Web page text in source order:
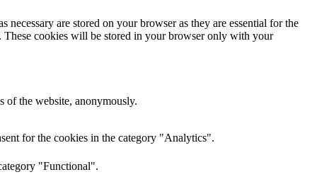
are stored on your browser as they are essential for the
These cookies will be stored in your browser only with your
of the website, anonymously.
for the cookies in the category "Analytics".
"Functional".